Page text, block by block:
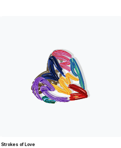
Strokes of Love